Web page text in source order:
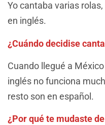
Yo cantaba varias
en inglés.
¿Cuándo decidise
Cuando llegué a
inglés no funciona
resto son en español.
¿Por qué te mudaste